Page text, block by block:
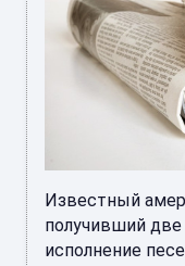
Известный
получивший
исполнение